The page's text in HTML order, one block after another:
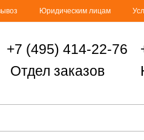
Юридическим лицам
+7 (495) 414-22-76
Отдел заказов